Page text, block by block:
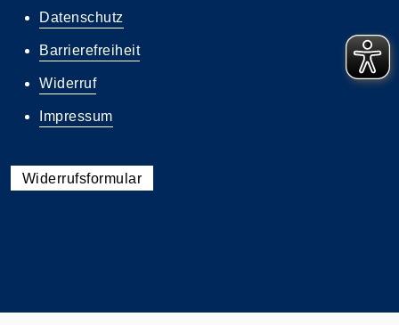
Datenschutz
Barrierefreiheit
Widerruf
Impressum
Widerrufsformular